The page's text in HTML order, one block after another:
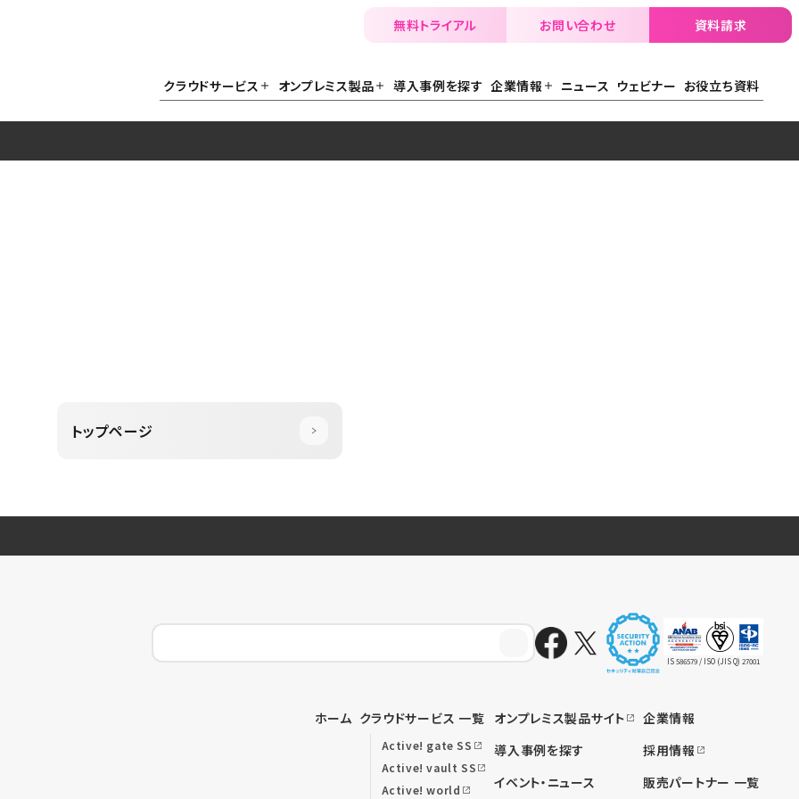
クラウドサービス オンプレミス製品 導入事例を探す 企業情報 ニュース ウェビナー お役立ち資料
無料トライアル お問い合わせ 資料請求
トップページ
IS 586579 / ISO (JIS Q) 27001
ホーム クラウドサービス 一覧
Active! gate SS
Active! vault SS
Active! world
オンプレミス製品サイト
導入事例を探す
イベント・ニュース
企業情報
採用情報
販売パートナー 一覧